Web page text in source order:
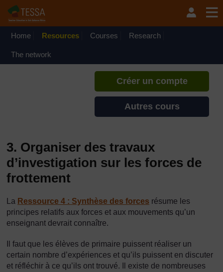
Home Resources Courses Research
The network
Si vous créez un compte, vous
pouvez établir un profil
Créer un compte
Autres cours
3. Organiser des travaux
d’investigation sur les forces de
frottement
La Ressource 4 : Synthèse des forces résume les
principes relatifs aux forces et aux mouvements qu’un
enseignant devrait connaître.
Il faut que les élèves de primaire puissent réaliser un
certain nombre d’expériences et qu’ils puissent en discuter
et réfléchir à ce qu’ils ont trouvé. Il existe de nombreuses